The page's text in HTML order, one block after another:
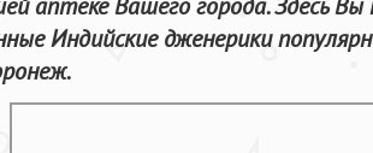
Индийские дженерики